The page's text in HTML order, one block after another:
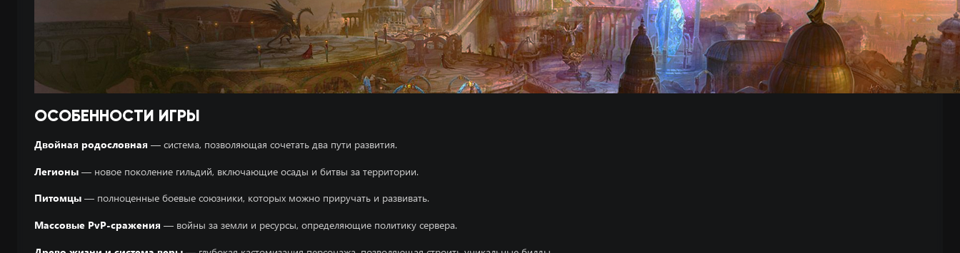
ОСОБЕННОСТИ ИГРЫ
Двойная родословная — система, позволяющая сочетать два пути развития.
Легионы — новое поколение гильдий, включающие осады и битвы за территории.
Питомцы — полноценные боевые союзники, которых можно приручать и развивать.
Массовые PvP-сражения — войны за земли и ресурсы, определяющие политику сервера.